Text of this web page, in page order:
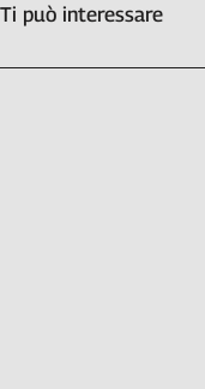
Ti può interessare